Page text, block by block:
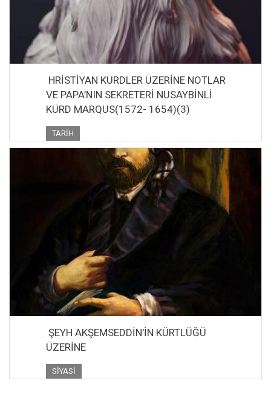
HRİSTİYAN KÜRDLER ÜZERİNE NOTLAR
VE PAPA’NIN SEKRETERİ NUSAYBİNLİ
KÜRD MARQUS(1572- 1654)(3)
TARIH
ŞEYH AKŞEMSEDDİN'İN KÜRTLÜĞÜ
ÜZERİNE
SIYASI